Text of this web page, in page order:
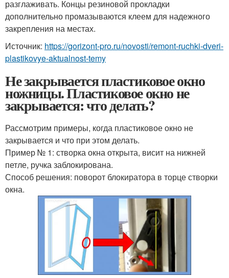
разглаживать. Концы резиновой прокладки
дополнительно промазываются клеем для надежного
закрепления на местах.
Источник: https://gorizont-pro.ru/novosti/remont-ruchki-dveri-
plastikovye-aktualnost-temy
Не закрывается пластиковое окно
ножницы. Пластиковое окно не
закрывается: что делать?
Рассмотрим примеры, когда пластиковое окно не
закрывается и что при этом делать.
Пример № 1: створка окна открыта, висит на нижней
петле, ручка заблокирована.
Способ решения: поворот блокиратора в торце створки
окна.